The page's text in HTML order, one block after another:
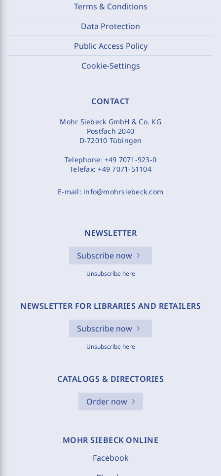
Terms & Conditions
Data Protection
Public Access Policy
Cookie-Settings
CONTACT
Mohr Siebeck GmbH & Co. KG
Postfach 2040
D-72010 Tübingen
Telephone: +49 7071-923-0
Telefax:+49 7071-51104
E-mail: info@mohrsiebeck.com
NEWSLETTER
Subscribe now
Unsubscribe here
NEWSLETTER FOR LIBRARIES AND RETAILERS
Subscribe now
Unsubscribe here
CATALOGS & DIRECTORIES
Order now
MOHR SIEBECK ONLINE
Facebook